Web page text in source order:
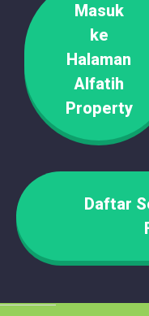
Masuk
ke
Halaman
Alfatih
Property
Daftar